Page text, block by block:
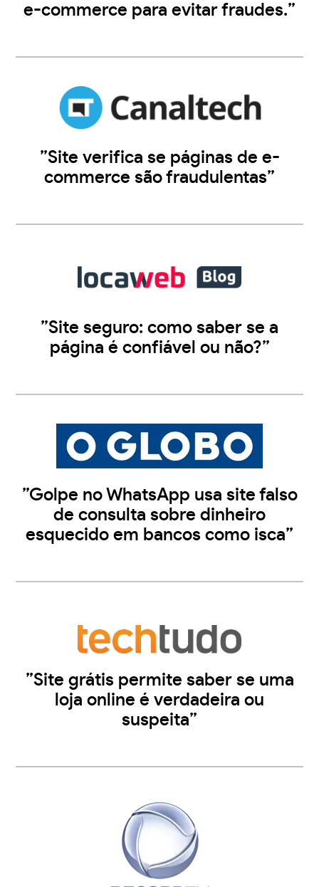
e-commerce para evitar fraudes.”
”Site verifica se páginas de e-
commerce são fraudulentas”
”Site seguro: como saber se a
página é confiável ou não?”
”Golpe no WhatsApp usa site falso
de consulta sobre dinheiro
esquecido em bancos como isca”
”Site grátis permite saber se uma
loja online é verdadeira ou
suspeita”